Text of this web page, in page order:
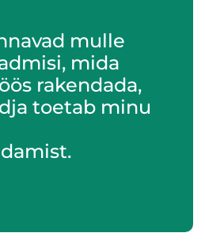
mulle
mida
rakendada,
toetab minu